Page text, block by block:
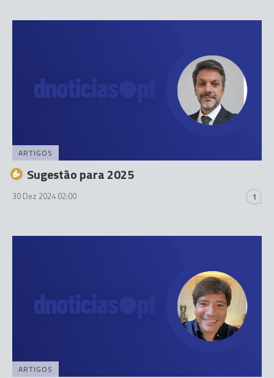
ARTIGOS
Sugestão para 2025
30 Dez 2024 02:00 1
ARTIGOS